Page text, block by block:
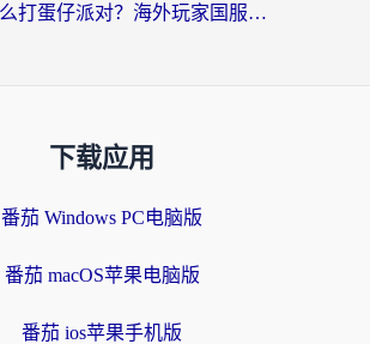
在国外怎么打蛋仔派对？海外玩家国服游戏加速避坑指南（附实测推荐）
下载应用
番茄 Windows PC电脑版
番茄 macOS苹果电脑版
番茄 ios苹果手机版